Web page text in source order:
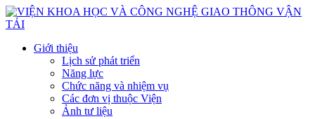
Giới thiệu
Lịch sử phát triển
Năng lực
Chức năng và nhiệm vụ
Các đơn vị thuộc Viện
Ảnh tư liệu